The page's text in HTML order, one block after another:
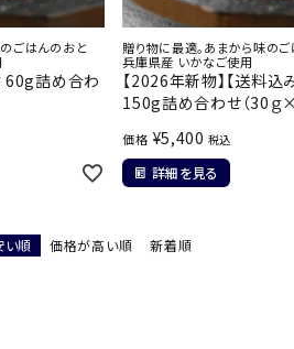
ごはんのおと
60g詰め合わ
贈り物に最適。あまから味のご
兵庫県産 いかなご使用
【2026年新物】【送料込
150g詰め合わせ（30ｇ
価格 ¥5,400 税込
詳細を見る
い順 価格が高い順 新着順